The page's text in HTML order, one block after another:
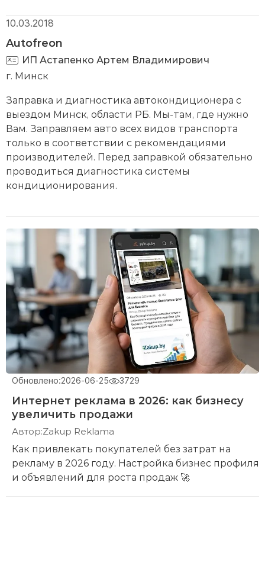
10.03.2018
Autofreon
ИП Астапенко Артем Владимирович
г. Минск
Заправка и диагностика автокондиционера с
выездом Минск, области РБ. Мы-там, где нужно
Вам. Заправляем авто всех видов транспорта
только в соответствии с рекомендациями
производителей. Перед заправкой обязательно
проводиться диагностика системы
кондиционирования.
Обновлено:2026-06-25 3729
Интернет реклама в 2026: как бизнесу
увеличить продажи
Автор:Zakup Reklama
Как привлекать покупателей без затрат на
рекламу в 2026 году. Настройка бизнес профиля
и объявлений для роста продаж 🚀